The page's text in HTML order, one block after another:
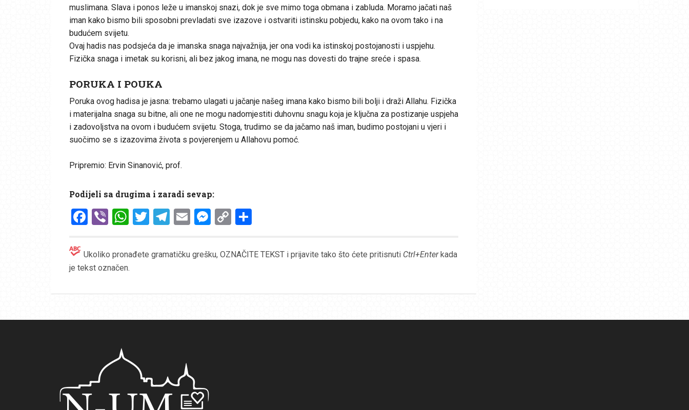
muslimana. Slava i ponos leže u imanskoj snazi, dok je sve mimo toga obmana i zabluda. Moramo jačati naš
iman kako bismo bili sposobni prevladati sve izazove i ostvariti istinsku pobjedu, kako na ovom tako i na
budućem svijetu.
Ovaj hadis nas podsjeća da je imanska snaga najvažnija, jer ona vodi ka istinskoj postojanosti i uspjehu.
Fizička snaga i imetak su korisni, ali bez jakog imana, ne mogu nas dovesti do trajne sreće i spasa.
PORUKA I POUKA
Poruka ovog hadisa je jasna: trebamo ulagati u jačanje našeg imana kako bismo bili bolji i draži Allahu. Fizička
i materijalna snaga su bitne, ali one ne mogu nadomjestiti duhovnu snagu koja je ključna za postizanje uspjeha
i zadovoljstva na ovom i budućem svijetu. Stoga, trudimo se da jačamo naš iman, budimo postojani u vjeri i
suočimo se s izazovima života s povjerenjem u Allahovu pomoć.
Pripremio: Ervin Sinanović, prof.
Podijeli sa drugima i zaradi sevap:
Facebook
ViberWhatsApp
Twitter
Telegram
EmailMessenger
CopyShare
Ukoliko pronađete gramatičku grešku, OZNAČITE TEKST i prijavite tako što ćete pritisnuti Ctrl+Enterkada
je tekst označen.